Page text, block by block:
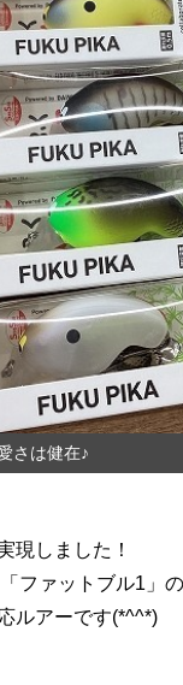
さは健在♪
現しました！
ファットブル1」
ルアーです(*^^*)